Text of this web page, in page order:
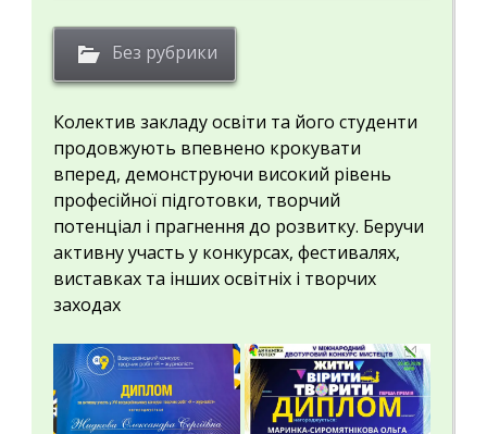
Без рубрики
Колектив закладу освіти та його студенти
продовжують впевнено крокувати
вперед, демонструючи високий рівень
професійної підготовки, творчий
потенціал і прагнення до розвитку. Беручи
активну участь у конкурсах, фестивалях,
виставках та інших освітніх і творчих
заходах